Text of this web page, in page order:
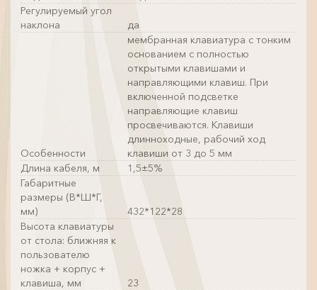
Регулируемый угол
наклона
да
Особенности
мембранная клавиатура с тонким
основанием с полностью
открытыми клавишами и
направляющими клавиш. При
включенной подсветке
направляющие клавиш
просвечиваются. Клавиши
длинноходные, рабочий ход
клавиши от 3 до 5 мм
Длина кабеля, м
1,5±5%
Габаритные
размеры (В*Ш*Г,
мм)
432*122*28
Высота клавиатуры
от стола: ближняя к
пользователю
ножка + корпус +
клавиша, мм
23